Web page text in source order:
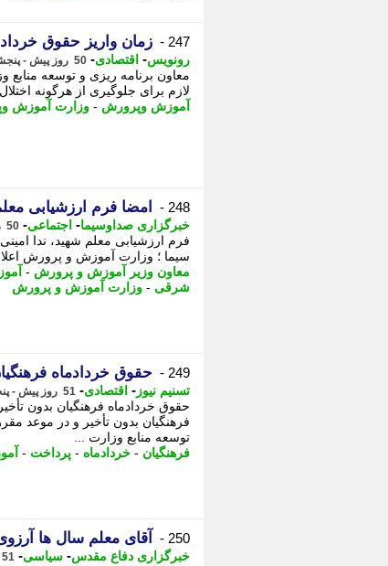
247 - زمان واریز حقوق
رونویس- اقتصادی- 50 روز پیش - پنجشنبه 28 خرداد 1405، 18:23
معاون برنامه ریزی و توسعه منابع
لازم برای جلوگیری از هرگونه
آموزش وپرورش - وزارت آموزش
248 - امضا فرم ارزشیابی
خبرگزاری صداوسیما- اجتماعی- 50 روز پیش - پنجشنبه 28 خرداد 1405، 17:45
فرم ارزشیابی معلم شهید، ندا
سیما ؛ وزارت آموزش و پرورش اعلام کرد:
معاون وزیر آموزش و پرورش -
شرقی - وزارت آموزش و پرورش
249 - حقوق خردادماه
تسنیم نیوز - اقتصادی- 51 روز پیش - پنجشنبه 28 خرداد 1405، 11:45
حقوق خردادماه فرهنگیان بدون
فرهنگیان بدون تأخیر و در موعد
توسعه منابع وزارت ...
فرهنگیان - خردادماه - پرداخت -
250 - آقای معلم سال ها
خبرگزاری دفاع مقدس- سیاسی- 51 روز پیش - پنجشنبه 28 خرداد 1405، 09:05